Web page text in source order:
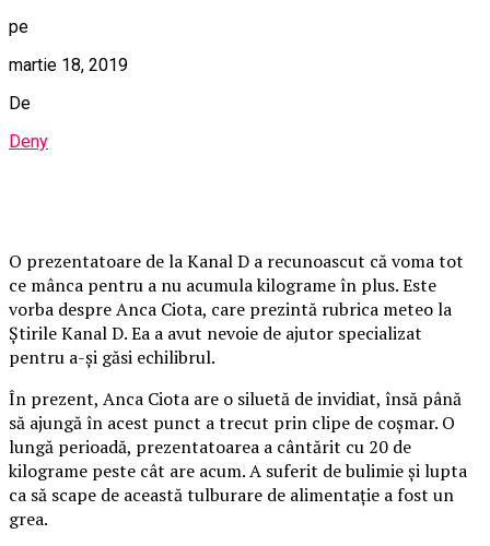
pe
martie 18, 2019
De
Deny
O prezentatoare de la Kanal D a recunoascut că voma tot
ce mânca pentru a nu acumula kilograme în plus. Este
vorba despre Anca Ciota, care prezintă rubrica meteo la
Știrile Kanal D. Ea a avut nevoie de ajutor specializat
pentru a-și găsi echilibrul.
În prezent, Anca Ciota are o siluetă de invidiat, însă până
să ajungă în acest punct a trecut prin clipe de coșmar. O
lungă perioadă, prezentatoarea a cântărit cu 20 de
kilograme peste cât are acum. A suferit de bulimie și lupta
ca să scape de această tulburare de alimentație a fost un
grea.